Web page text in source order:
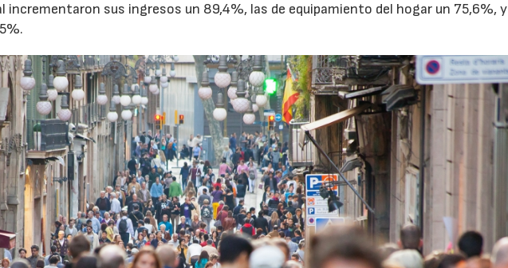
incrementaron sus ingresos un 89,4%, las de equipamiento del hogar un 75,6%, y